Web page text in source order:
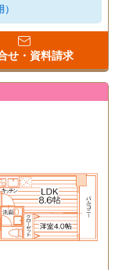
せ・資料請求